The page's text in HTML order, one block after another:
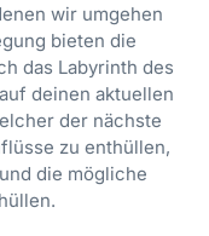
wir umgehen
bieten die
das Labyrinth des
deinen aktuellen
der nächste
zu enthüllen,
die mögliche